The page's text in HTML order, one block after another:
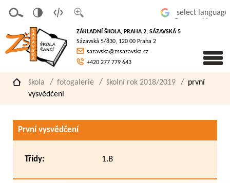
písmo
á
verze
pro
slaboz
raké
ZÁKLADNÍ ŠKOLA, PRAHA 2, SÁZAVSKÁ 5
Sázavská 5/830, 120 00 Praha 2
sazavska@zssazavska.cz
+420 277 779 643
škola fotogalerie školní rok 2018/2019
první
vysvědčení
První vysvědčení
Třídy: 1.B